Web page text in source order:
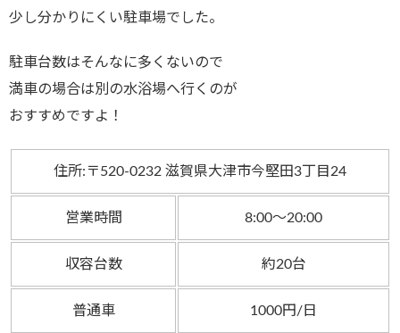
少し分かりにくい駐車場でした。
駐車台数はそんなに多くないので
満車の場合は別の水浴場へ行くのが
おすすめですよ！
住所:〒520-0232 滋賀県大津市今堅田3丁目24
営業時間 8:00～20:00
収容台数 約20台
普通車 1000円/日